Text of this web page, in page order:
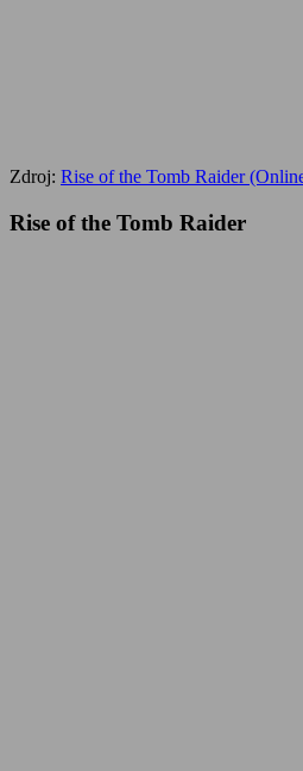
Zdroj: Rise of the Tomb Raider
Rise of the Tomb Raider